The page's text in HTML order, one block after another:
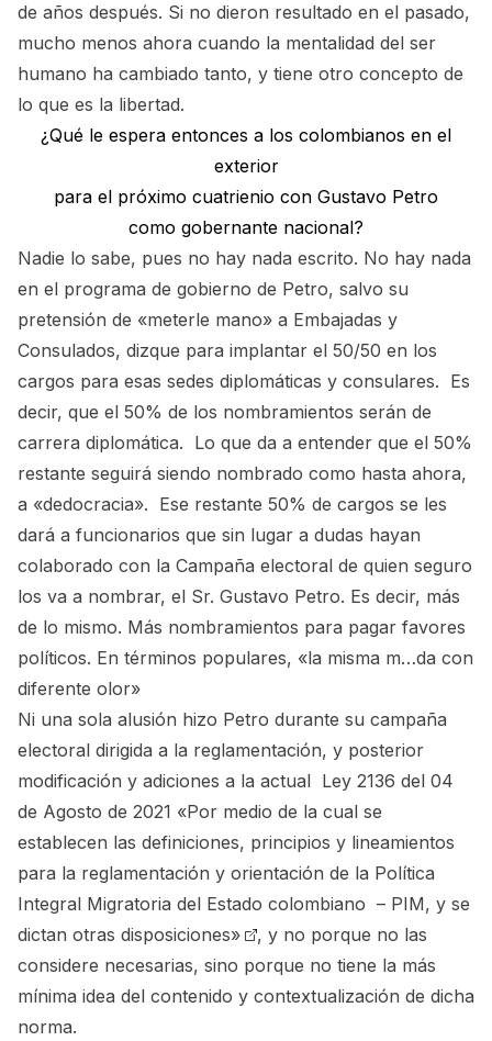
de años después. Si no dieron resultado en el pasado,
mucho menos ahora cuando la mentalidad del ser
humano ha cambiado tanto, y tiene otro concepto de
lo que es la libertad.
¿Qué le espera entonces a los colombianos en el
exterior
para el próximo cuatrienio con Gustavo Petro
como gobernante nacional?
Nadie lo sabe, pues no hay nada escrito. No hay nada
en el programa de gobierno de Petro, salvo su
pretensión de «meterle mano» a Embajadas y
Consulados, dizque para implantar el 50/50 en los
cargos para esas sedes diplomáticas y consulares. Es
decir, que el 50% de los nombramientos serán de
carrera diplomática. Lo que da a entender que el 50%
restante seguirá siendo nombrado como hasta ahora,
a «dedocracia». Ese restante 50% de cargos se les
dará a funcionarios que sin lugar a dudas hayan
colaborado con la Campaña electoral de quien seguro
los va a nombrar, el Sr. Gustavo Petro. Es decir, más
de lo mismo. Más nombramientos para pagar favores
políticos. En términos populares, «la misma m…da con
diferente olor»
Ni una sola alusión hizo Petro durante su campaña
electoral dirigida a la reglamentación, y posterior
modificación y adiciones a la actual Ley 2136 del 04
de Agosto de 2021 «Por medio de la cual se
establecen las definiciones, principios y lineamientos
para la reglamentación y orientación de la Política
Integral Migratoria del Estado colombiano – PIM, y se
dictan otras disposiciones»
, y no porque no las
considere necesarias, sino porque no tiene la más
mínima idea del contenido y contextualización de dicha
norma.